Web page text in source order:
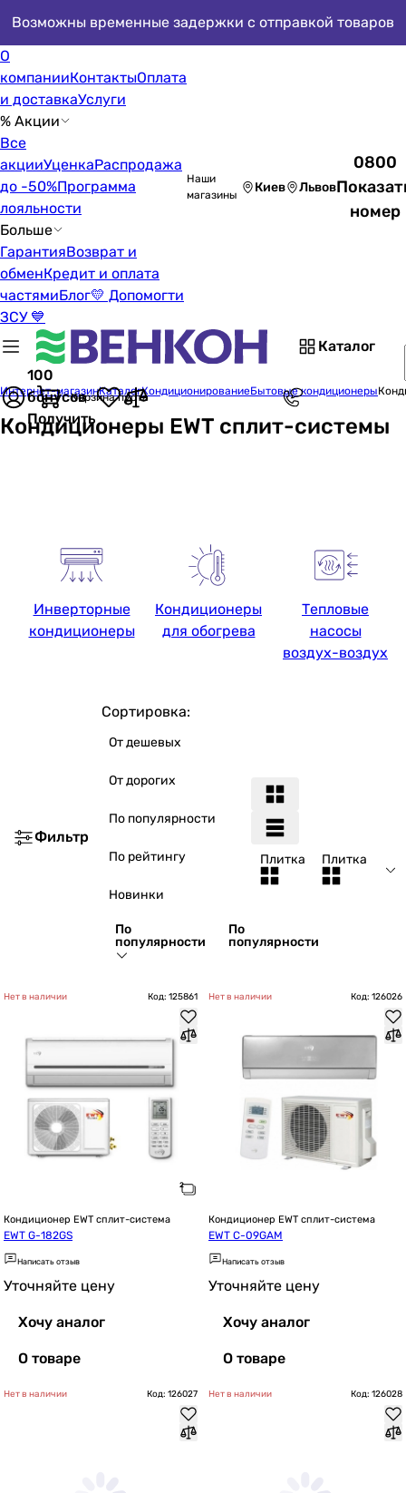
Возможны временные задержки с отправкой товаров
О
компанииКонтактыОплата
и доставкаУслуги
% Акции
Все
акцииУценкаРаспродажа
до -50%Программа
лояльности
Больше
ГарантияВозврат и
обменКредит и оплата
частямиБлог💛 Допомогти
ЗСУ 💙
Наши
магазины
Киев Львов
0800
номер
Каталог
100
бонусов
Получить
Корзина пуста
Интернет-магазинКаталогКондиционированиеБытовые кондиционеры
Кондиционеры EWT сплит-системы
Инверторные
кондиционеры
Кондиционеры
для обогрева
Тепловые
насосы
воздух-воздух
Фильтр
Сортировка:
От дешевых
От дорогих
По популярности
По рейтингу
Новинки
По
популярности
По
популярности
Плитка Плитка
Нет в наличии Код: 125861
Кондиционер EWT сплит-система
EWT G-182GS
Написать отзыв
Уточняйте цену
Хочу аналог
О товаре
Нет в наличии Код: 126026
Кондиционер EWT сплит-система
EWT C-09GAM
Написать отзыв
Уточняйте цену
Хочу аналог
О товаре
Нет в наличии Код: 126027 Нет в наличии Код: 126028